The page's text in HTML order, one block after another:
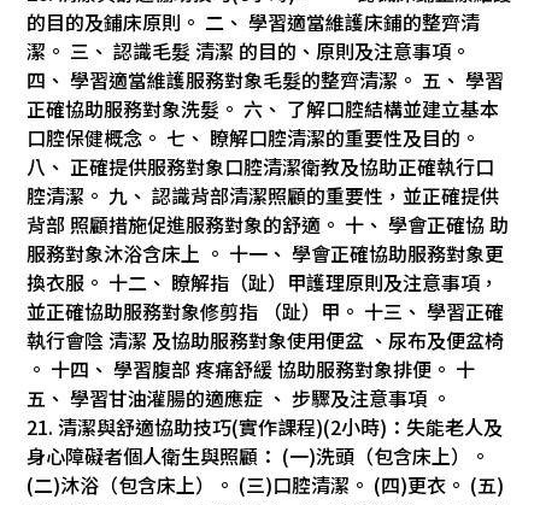
的目的及鋪床原則。 二、 學習適當維護床鋪的整齊清
潔。 三、 認識毛髮 清潔 的目的、原則及注意事項。
四、 學習適當維護服務對象毛髮的整齊清潔。 五、 學習
正確協助服務對象洗髮。 六、 了解口腔結構並建立基本
口腔保健概念。 七、 瞭解口腔清潔的重要性及目的。
八、 正確提供服務對象口腔清潔衛教及協助正確執行口
腔清潔。 九、 認識背部清潔照顧的重要性，並正確提供
背部 照顧措施促進服務對象的舒適。 十、 學會正確協 助
服務對象沐浴含床上 。 十一、 學會正確協助服務對象更
換衣服。 十二、 瞭解指（趾）甲護理原則及注意事項，
並正確協助服務對象修剪指 （趾）甲。 十三、 學習正確
執行會陰 清潔 及協助服務對象使用便盆 、尿布及便盆椅
。 十四、 學習腹部 疼痛舒緩 協助服務對象排便。 十
五、 學習甘油灌腸的適應症 、 步驟及注意事項 。
21. 清潔與舒適協助技巧(實作課程)(2小時)：失能老人及
身心障礙者個人衛生與照顧： (一)洗頭（包含床上）。
(二)沐浴（包含床上）。 (三)口腔清潔。 (四)更衣。 (五)